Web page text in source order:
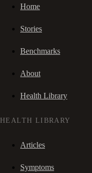
Home
Stories
Benchmarks
About
Health Library
HEALTH LIBRARY
Articles
Symptoms